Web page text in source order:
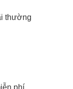
thường
phí,